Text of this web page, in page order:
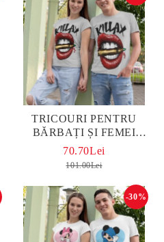
TRICOURI PENTRU
BĂRBAȚI ȘI FEMEI
BULLET KISS GREY
70.70Lei
101.00Lei
-30%